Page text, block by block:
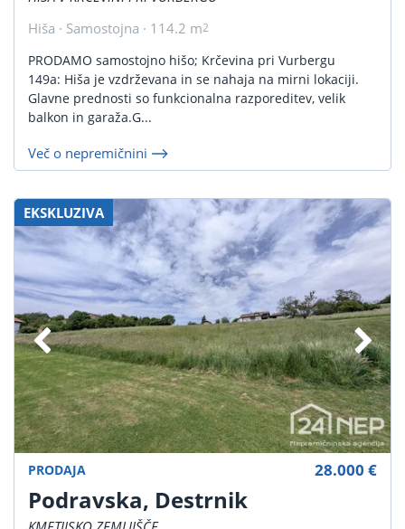
Hiša · Samostojna · 114.2 m2
PRODAMO samostojno hišo; Krčevina pri Vurbergu
149a: Hiša je vzdrževana in se nahaja na mirni lokaciji.
Glavne prednosti so funkcionalna razporeditev, velik
balkon in garaža.G...
Več o nepremičnini
EKSKLUZIVA
PRODAJA
Podravska, Destrnik
28.000 €